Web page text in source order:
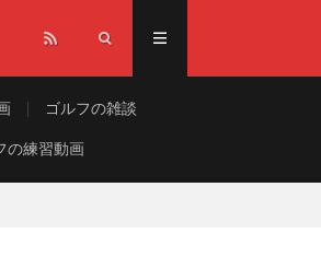
ゴルフの雑談
の練習動画